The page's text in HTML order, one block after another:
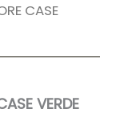
CASE
VERDE